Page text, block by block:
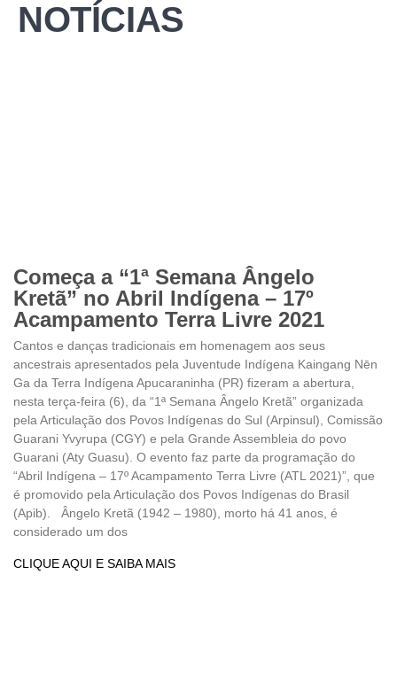
NOTÍCIAS
Começa a “1ª Semana Ângelo
Kretã” no Abril Indígena – 17º
Acampamento Terra Livre 2021
Cantos e danças tradicionais em homenagem aos seus
ancestrais apresentados pela Juventude Indígena Kaingang Nēn
Ga da Terra Indígena Apucaraninha (PR) fizeram a abertura,
nesta terça-feira (6), da “1ª Semana Ângelo Kretã” organizada
pela Articulação dos Povos Indígenas do Sul (Arpinsul), Comissão
Guarani Yvyrupa (CGY) e pela Grande Assembleia do povo
Guarani (Aty Guasu). O evento faz parte da programação do
“Abril Indígena – 17º Acampamento Terra Livre (ATL 2021)”, que
é promovido pela Articulação dos Povos Indígenas do Brasil
(Apib). Ângelo Kretã (1942 – 1980), morto há 41 anos, é
considerado um dos
CLIQUE AQUI E SAIBA MAIS